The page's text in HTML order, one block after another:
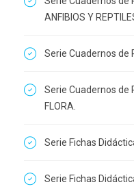
ANFIBIOS Y
Serie Cuadernos de
Serie Cuadernos de
FLORA.
Serie Fichas
Serie Fichas